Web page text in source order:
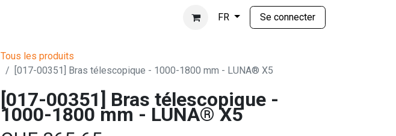
FR Se connecter
Tous les produits
[017-00351] Bras télescopique - 1000-1800 mm - LUNA® X5
[017-00351] Bras télescopique -
1000-1800 mm - LUNA® X5